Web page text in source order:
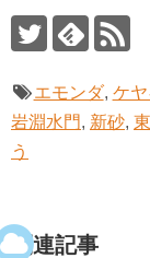
エモンダ, ケヤ
岩淵水門, 新砂,
う
関連記事